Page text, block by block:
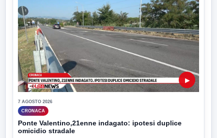
▶
7 AGOSTO 2026
CRONACA
Ponte Valentino,21enne indagato: ipotesi duplice
omicidio stradale